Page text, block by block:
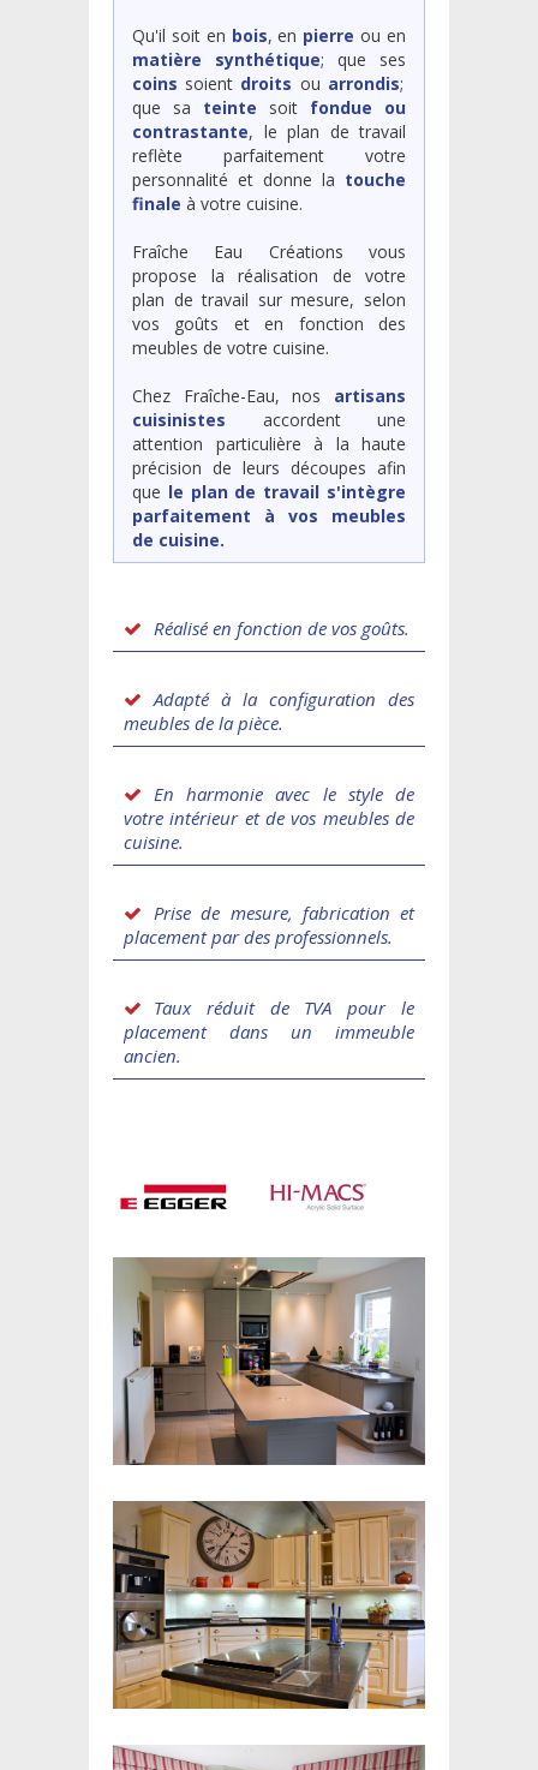
Qu'il soit en bois, en pierre ou en
matière synthétique; que ses
coins soient droits ou arrondis;
que sa teinte soit fondue ou
contrastante, le plan de travail
reflète parfaitement votre
personnalité et donne la touche
finale à votre cuisine.
Fraîche Eau Créations vous
propose la réalisation de votre
plan de travail sur mesure, selon
vos goûts et en fonction des
meubles de votre cuisine.
Chez Fraîche-Eau, nos artisans
cuisinistes accordent une
attention particulière à la haute
précision de leurs découpes afin
que le plan de travail s'intègre
parfaitement à vos meubles
de cuisine.
Réalisé en fonction de vos goûts.
Adapté à la configuration des
meubles de la pièce.
En harmonie avec le style de
votre intérieur et de vos meubles de
cuisine.
Prise de mesure, fabrication et
placement par des professionnels.
Taux réduit de TVA pour le
placement dans un immeuble
ancien.